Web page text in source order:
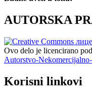
AUTORSKA
Ovo delo je licencirano
Autorstvo-
Korisni linkovi